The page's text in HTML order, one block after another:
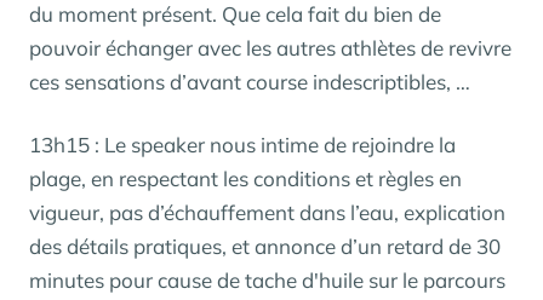
du moment présent. Que cela fait du bien de
pouvoir échanger avec les autres athlètes de revivre
ces sensations d’avant course indescriptibles, …
13h15 : Le speaker nous intime de rejoindre la
plage, en respectant les conditions et règles en
vigueur, pas d’échauffement dans l’eau, explication
des détails pratiques, et annonce d’un retard de 30
minutes pour cause de tache d'huile sur le parcours